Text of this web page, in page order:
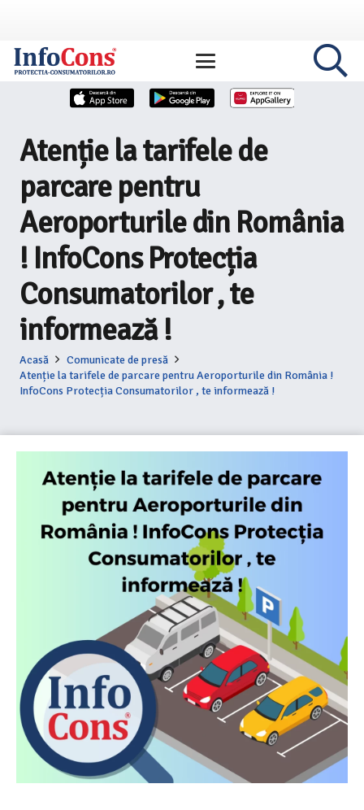
Atenție la tarifele de
parcare pentru
Aeroporturile din România
! InfoCons Protecția
Consumatorilor , te
informează !
Acasă
Comunicate de presă
Atenție la tarifele de parcare pentru Aeroporturile din România !
InfoCons Protecția Consumatorilor , te informează !